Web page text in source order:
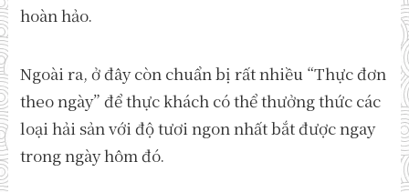
hoàn hảo.
Ngoài ra, ở đây còn chuẩn bị rất nhiều “Thực đơn
theo ngày” để thực khách có thể thưởng thức các
loại hải sản với độ tươi ngon nhất bắt được ngay
trong ngày hôm đó.